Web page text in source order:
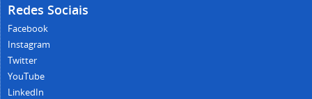
Redes Sociais
Facebook
Instagram
Twitter
YouTube
LinkedIn